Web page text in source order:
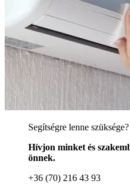
Segítségre lenne szüksége?
Hívjon minket és
önnek.
+36 (70) 216 43 93